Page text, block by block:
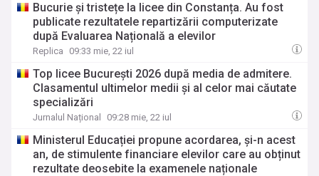
Bucurie și tristețe la licee din Constanța. Au fost
publicate rezultatele repartizării computerizate
după Evaluarea Națională a elevilor
Replica 09:33 mie, 22 iul
Top licee București 2026 după media de admitere.
Clasamentul ultimelor medii și al celor mai căutate
specializări
Jurnalul Național 09:28 mie, 22 iul
Ministerul Educației propune acordarea, și-n acest
an, de stimulente financiare elevilor care au obținut
rezultate deosebite la examenele naționale